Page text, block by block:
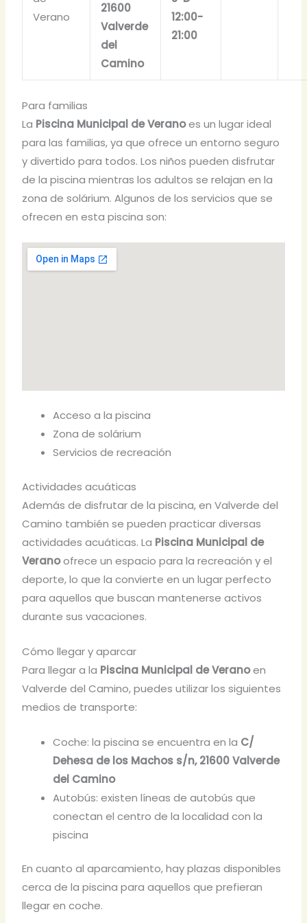
Verano
21600
Valverde
del
Camino
12:00-
21:00
Para familias
La Piscina Municipal de Veranoes un lugar ideal
para las familias, ya que ofrece un entorno seguro
y divertido para todos. Los niños pueden disfrutar
de la piscina mientras los adultos se relajan en la
zona de solárium. Algunos de los servicios que se
ofrecen en esta piscina son:
Acceso a la piscina
Zona de solárium
Servicios de recreación
Actividades acuáticas
Además de disfrutar de la piscina, en Valverde del
Camino también se pueden practicar diversas
actividades acuáticas. La Piscina Municipal de
Veranoofrece un espacio para la recreación y el
deporte, lo que la convierte en un lugar perfecto
para aquellos que buscan mantenerse activos
durante sus vacaciones.
Cómo llegar y aparcar
Para llegar a la Piscina Municipal de Veranoen
Valverde del Camino, puedes utilizar los siguientes
medios de transporte:
Coche: la piscina se encuentra en la C/
Dehesa de los Machos s/n, 21600 Valverde
del Camino
Autobús: existen líneas de autobús que
conectan el centro de la localidad con la
piscina
En cuanto al aparcamiento, hay plazas disponibles
cerca de la piscina para aquellos que prefieran
llegar en coche.